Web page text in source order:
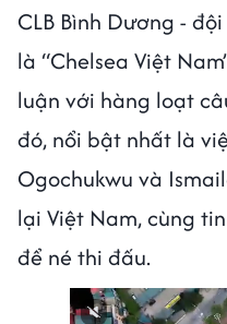
CLB Bình Dương -
là “Chelsea Việt
luận với hàng loạt
đó, nổi bật nhất là
Ogochukwu và
lại Việt Nam, cùng
để né thi đấu.